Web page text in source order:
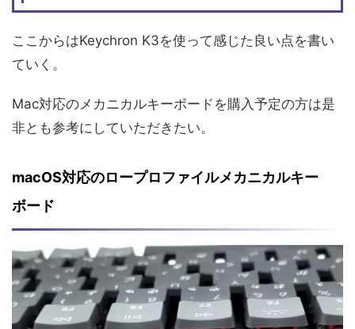
ここからはKeychron K3を使って感じた良い点を書い
ていく。
Mac対応のメカニカルキーボードを購入予定の方は是
非とも参考にしていただきたい。
macOS対応のロープロファイルメカニカルキー
ボード